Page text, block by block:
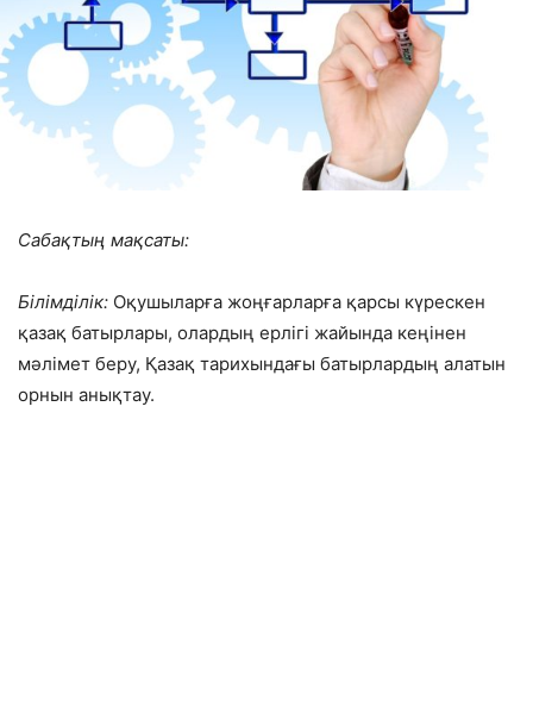
Сабақтың мақсаты:
Білімділік: Оқушыларға жоңғарларға қарсы күрескен
қазақ батырлары, олардың ерлігі жайында кеңінен
мәлімет беру, Қазақ тарихындағы батырлардың алатын
орнын анықтау.